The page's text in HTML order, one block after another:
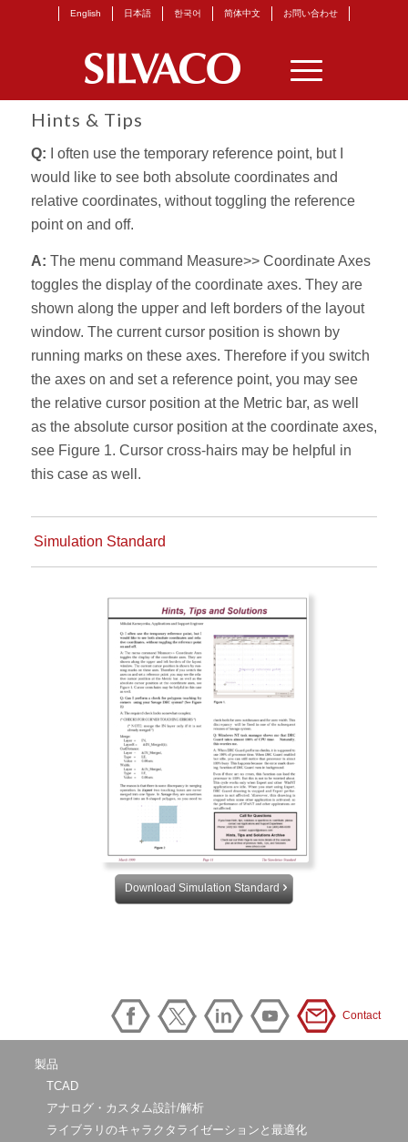
English 日本語 한국어 简体中文 お問い合わせ
Hints & Tips
Q: I often use the temporary reference point, but I
would like to see both absolute coordinates and
relative coordinates, without toggling the reference
point on and off.
A: The menu command Measure>> Coordinate Axes
toggles the display of the coordinate axes. They are
shown along the upper and left borders of the layout
window. The current cursor position is shown by
running marks on these axes. Therefore if you switch
the axes on and set a reference point, you may see
the relative cursor position at the Metric bar, as well
as the absolute cursor position at the coordinate axes,
see Figure 1. Cursor cross-hairs may be helpful in
this case as well.
Simulation Standard
Download Simulation Standard
Contact
製品
TCAD
アナログ・カスタム設計/解析
ライブラリのキャラクタライゼーションと最適化